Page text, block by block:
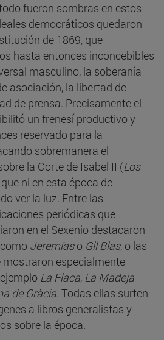
fueron sombras en estos
democráticos quedaron
de 1869, que
hasta entonces inconcebibles
masculino, la soberanía
asociación, la libertad de
de prensa. Precisamente el
un frenesí productivo y
reservado para la
sobremanera el
la Corte de Isabel II (Los
ni en esta época de
ver la luz. Entre las
periódicas que
en el Sexenio destacaron
Jeremíaso Gil Blas, o las
mostraron especialmente
La Flaca, La Madeja
de Gràcia. Todas ellas surten
a libros generalistas y
sobre la época.